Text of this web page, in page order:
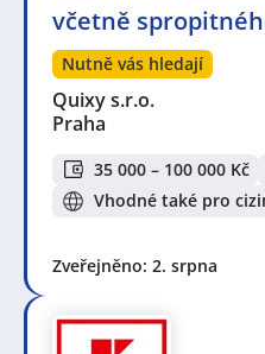
včetně
Nutně vás hledají
Quixy s.r.o.
Praha
35 000 – 100 000 Kč
Vhodné také pro
Zveřejněno: 2. srpna